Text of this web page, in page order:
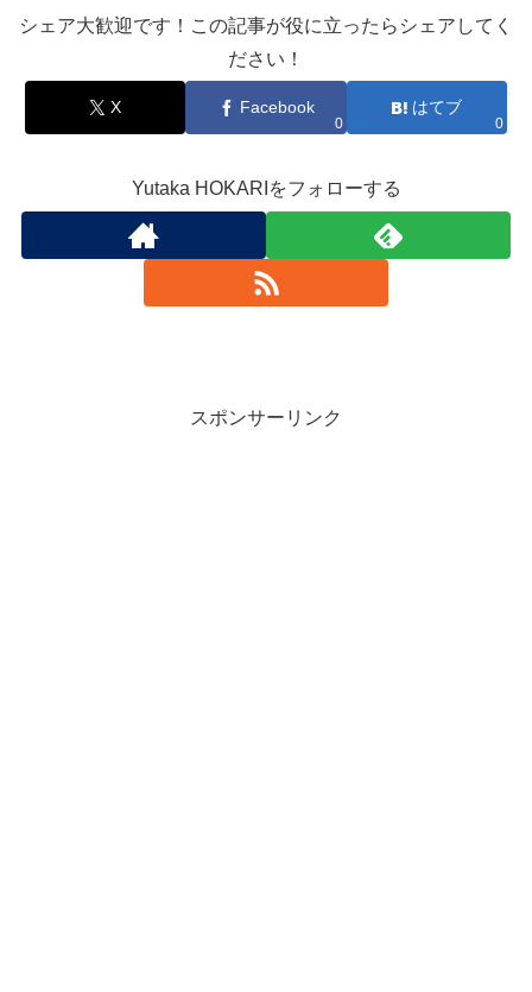
シェア大歓迎です！この記事が役に立ったらシェアしてく
ださい！
X Facebook
0
はてブ
0
Yutaka HOKARIをフォローする
スポンサーリンク